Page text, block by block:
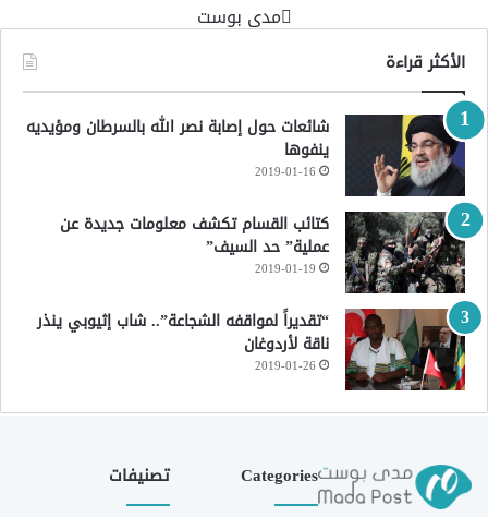
‏مدى بوست‏
الأكثر قراءة
شائعات حول إصابة نصر الله بالسرطان ومؤيديه
ينفوها
2019-01-16
كتائب القسام تكشف معلومات جديدة عن
عملية” حد السيف”
2019-01-19
“تقديراً لمواقفه الشجاعة”.. شاب إثيوبي ينذر
ناقة لأردوغان
2019-01-26
Categories تصنيفات